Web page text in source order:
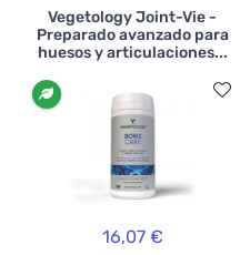
Vegetology Joint-Vie -
Preparado avanzado para
huesos y articulaciones...
16,07 €